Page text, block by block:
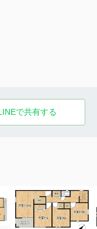
で共有する